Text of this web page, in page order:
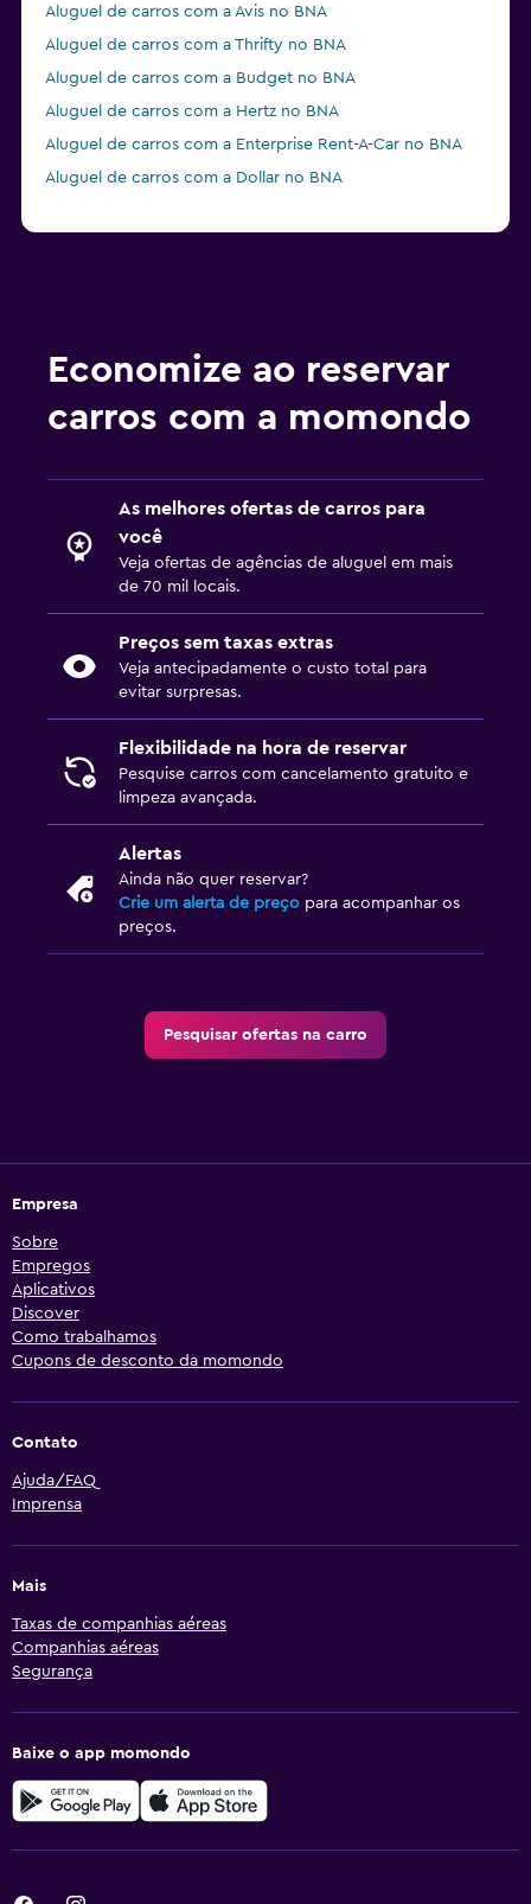
Aluguel de carros com a Avis no BNA
Aluguel de carros com a Thrifty no BNA
Aluguel de carros com a Budget no BNA
Aluguel de carros com a Hertz no BNA
Aluguel de carros com a Enterprise Rent-A-Car no BNA
Aluguel de carros com a Dollar no BNA
Economize ao reservar
carros com a momondo
As melhores ofertas de carros para
você
Veja ofertas de agências de aluguel em mais
de 70 mil locais.
Preços sem taxas extras
Veja antecipadamente o custo total para
evitar surpresas.
Flexibilidade na hora de reservar
Pesquise carros com cancelamento gratuito e
limpeza avançada.
Alertas
Ainda não quer reservar?
Crie um alerta de preço para acompanhar os
preços.
Pesquisar ofertas na carro
Empresa
Sobre
Empregos
Aplicativos
Discover
Como trabalhamos
Cupons de desconto da momondo
Contato
Ajuda/FAQ
Imprensa
Mais
Taxas de companhias aéreas
Companhias aéreas
Segurança
Baixe o app momondo